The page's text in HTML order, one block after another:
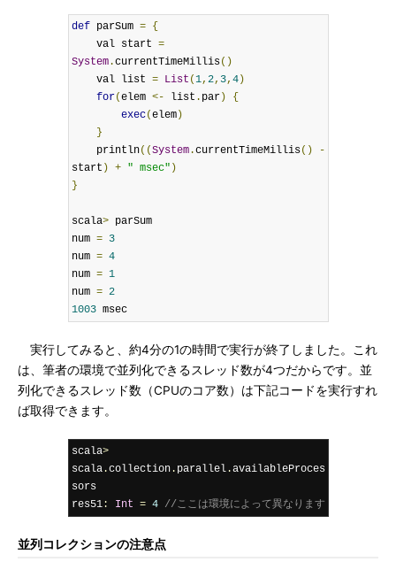
def parSum =
{
    val start
=
System.currentTimeMillis()
    val list
= List (1, 2, 3, 4)
for(elem <- list . par)
{
exec(elem)
}
    println
((System.currentTimeMillis()
-
start ) + " msec" )
}
scala> parSum
num =
3
num = 4
num = 1
num = 2
1003 msec
実行してみると、約4分の1の時間で実行が終了しました。これ
は、筆者の環境で並列化できるスレッド数が4つだからです。並
列化できるスレッド数（CPUのコア数）は下記コードを実行すれ
ば取得できます。
scala>
scala.collection. parallel.availableProces
sors
res51: Int = 4 //ここは環境によって異なります
並列コレクションの注意点